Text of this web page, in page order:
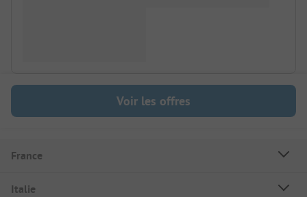
Voir les offres
France
Italie